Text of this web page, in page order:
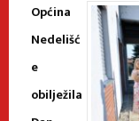
Općina
Nedelišć
e
obilježila